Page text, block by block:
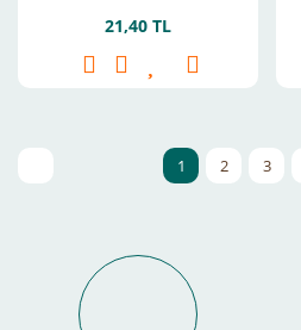
21,40 TL
1 2 3